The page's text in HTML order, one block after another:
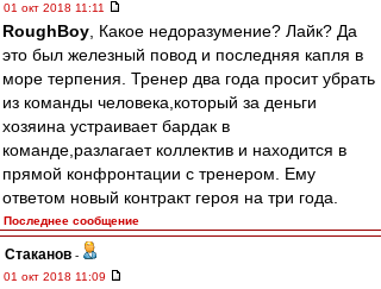
01 окт 2018 11:11
RoughBoy , Какое недоразумение? Лайк? Да
это был железный повод и последняя капля в
море терпения. Тренер два года просит убрать
из команды человека,который за деньги
хозяина устраивает бардак в
команде,разлагает коллектив и находится в
прямой конфронтации с тренером. Ему
ответом новый контракт героя на три года.
Последнее сообщение
Cтаканов -
01 окт 2018 11:09